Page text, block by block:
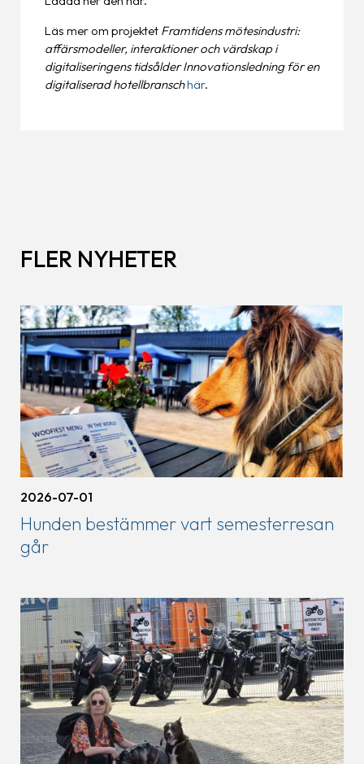
Läs mer om projektet Framtidens mötesindustri:
affärsmodeller, interaktioner och värdskap i
digitaliseringens tidsålder Innovationsledning för en
digitaliserad hotellbranschhär.
FLER NYHETER
Hunden bestämmer vart semesterresan
går
2026-07-01